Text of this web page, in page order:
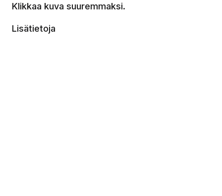
Klikkaa kuva suuremmaksi.
Lisätietoja